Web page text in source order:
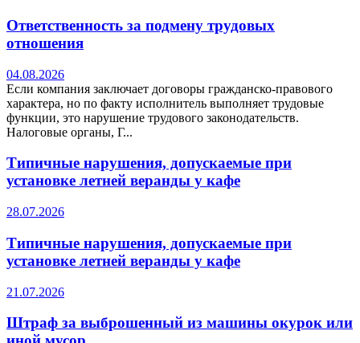
Ответственность за подмену трудовых
отношения
04.08.2026
Если компания заключает договоры гражданско-правового
характера, но по факту исполнитель выполняет трудовые
функции, это нарушение трудового законодательств.
Налоговые органы, Г...
Типичные нарушения, допускаемые при
установке летней веранды у кафе
28.07.2026
Типичные нарушения, допускаемые при
установке летней веранды у кафе
21.07.2026
Штраф за выброшенный из машины окурок или